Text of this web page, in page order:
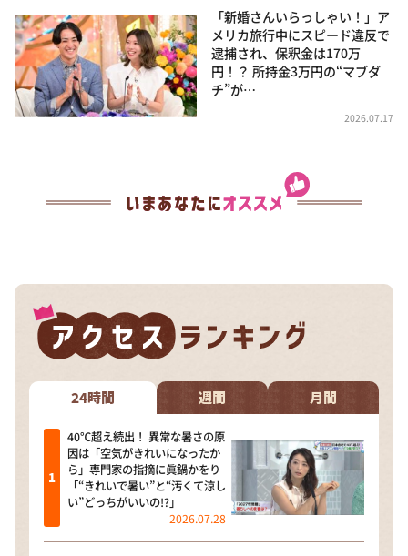
「新婚さんいらっしゃい！」ア
メリカ旅行中にスピード違反で
逮捕され、保釈金は170万
円！？ 所持金3万円の“マブダ
チ”が…
2026.07.17
24時間 週間 月間
40℃超え続出！ 異常な暑さの原
因は「空気がきれいになったか
ら」専門家の指摘に眞鍋かをり
「“きれいで暑い”と“汚くて涼し
い”どっちがいいの!?」
2026.07.28